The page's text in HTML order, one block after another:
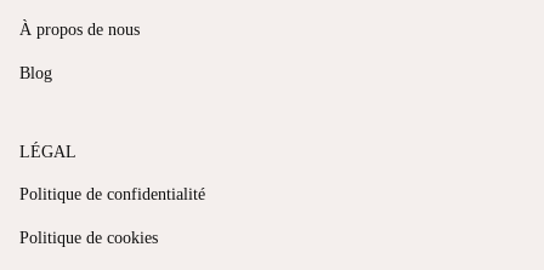
À propos de nous
Blog
LÉGAL
Politique de confidentialité
Politique de cookies